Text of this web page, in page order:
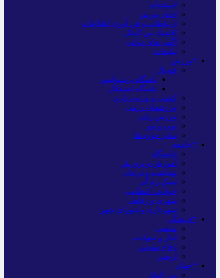
استخدام
اخبار بورس
ارتباطات و فن آوری اطلاعات
اقتصاد بین الملل
آگهی های دولتی
تبلیغات
*ورزش
فوتبال
باشگاه پرسپولیس
باشگاه استقلال
کشتی و وزنه‌برداری
ورزشهای رزمی
ورزش زنان
توپ و تور
سایر حوزه ها
*جامعه
دانشگاه
آموزش و پرورش
بهداشت و درمان
سبک زندگی
حوادث، انتظامی
شهری و رفاهی
شهرداری و شورای شهر
*فرهنگی
مذهبی
ایثار و شهادت
دفاع مقدس
اربعین
*جهان
بین الملل